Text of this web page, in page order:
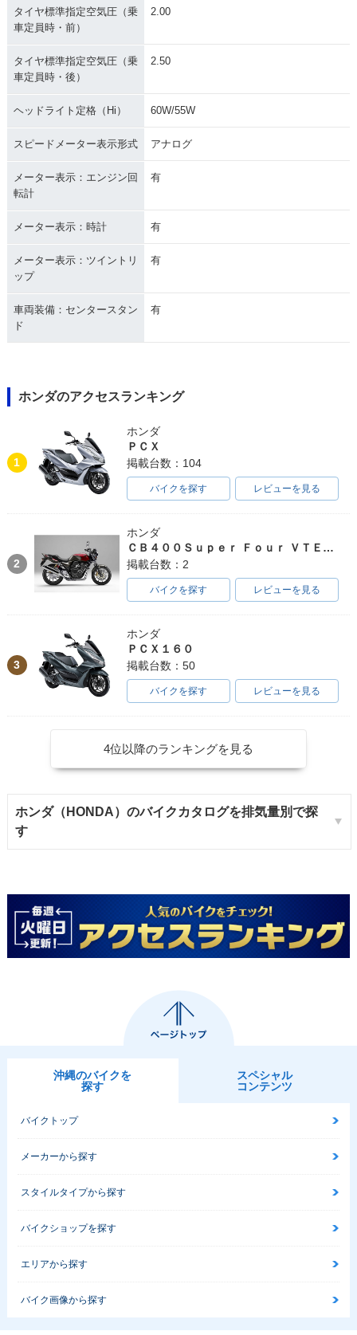
タイヤ標準指定空気圧（乗
車定員時・前）
2.00
タイヤ標準指定空気圧（乗
車定員時・後）
2.50
ヘッドライト定格（Hi） 60W/55W
スピードメーター表示形式 アナログ
メーター表示：エンジン回
転計
有
メーター表示：時計 有
メーター表示：ツイントリ
ップ
有
車両装備：センタースタン
ド
有
ホンダのアクセスランキング
1
ホンダ
ＰＣＸ
掲載台数：104
バイクを探す レビューを見る
2
ホンダ
ＣＢ４００Ｓｕｐｅｒ Ｆｏｕｒ ＶＴＥＣ ＳＰＥＣ３
掲載台数：2
バイクを探す レビューを見る
3
ホンダ
ＰＣＸ１６０
掲載台数：50
バイクを探す レビューを見る
4位以降のランキングを見る
ホンダ（HONDA）のバイクカタログを排気量別で探
す
沖縄のバイクを
探す
スペシャル
コンテンツ
バイクトップ
メーカーから探す
スタイルタイプから探す
バイクショップを探す
エリアから探す
バイク画像から探す